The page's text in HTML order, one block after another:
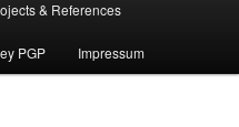
& References
PGP Impressum